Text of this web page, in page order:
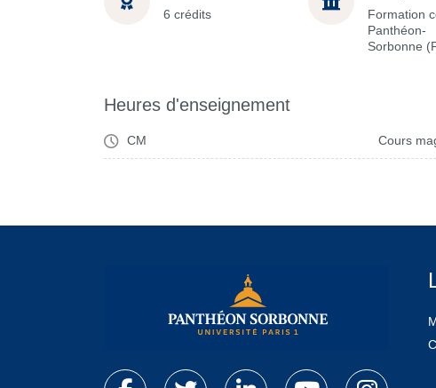
6 crédits
Formation
Panthéon-
Sorbonne
Heures d'enseignement
CM Cours